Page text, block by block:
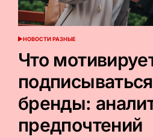
ОПУБЛИКОВАНО
НОВОСТИ РАЗНЫЕ
Что
бренды:
предпочтений